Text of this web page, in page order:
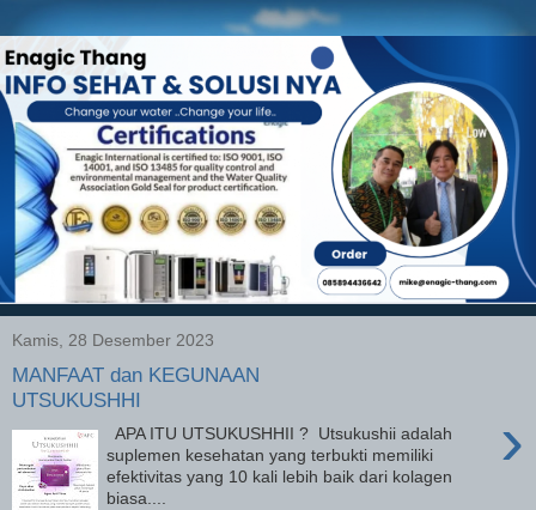
Kamis, 28 Desember 2023
MANFAAT dan KEGUNAAN
UTSUKUSHHI
›
APA ITU UTSUKUSHHII ? Utsukushii adalah
suplemen kesehatan yang terbukti memiliki
efektivitas yang 10 kali lebih baik dari kolagen
biasa....